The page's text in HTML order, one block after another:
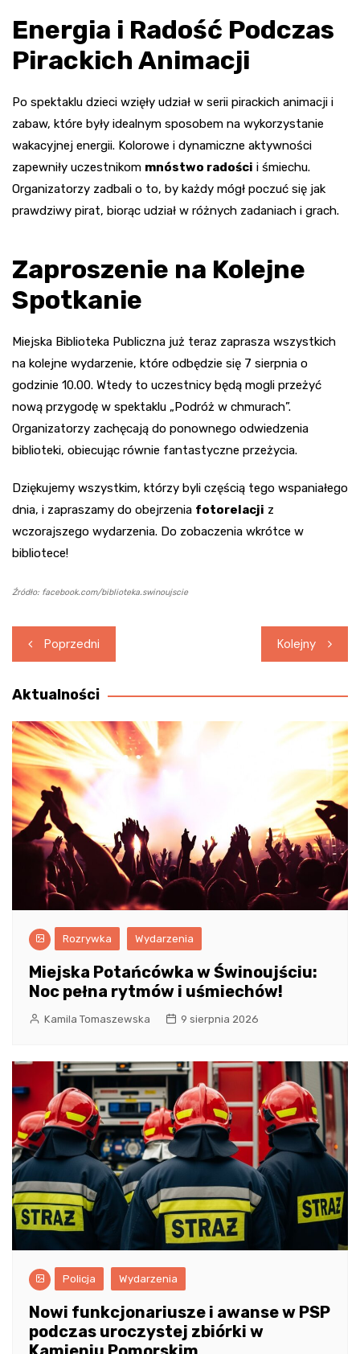
Energia i Radość Podczas
Pirackich Animacji
Po spektaklu dzieci wzięły udział w serii pirackich animacji i
zabaw, które były idealnym sposobem na wykorzystanie
wakacyjnej energii. Kolorowe i dynamiczne aktywności
zapewniły uczestnikom mnóstwo radości i śmiechu.
Organizatorzy zadbali o to, by każdy mógł poczuć się jak
prawdziwy pirat, biorąc udział w różnych zadaniach i grach.
Zaproszenie na Kolejne
Spotkanie
Miejska Biblioteka Publiczna już teraz zaprasza wszystkich
na kolejne wydarzenie, które odbędzie się 7 sierpnia o
godzinie 10.00. Wtedy to uczestnicy będą mogli przeżyć
nową przygodę w spektaklu „Podróż w chmurach”.
Organizatorzy zachęcają do ponownego odwiedzenia
biblioteki, obiecując równie fantastyczne przeżycia.
Dziękujemy wszystkim, którzy byli częścią tego wspaniałego
dnia, i zapraszamy do obejrzenia fotorelacji z
wczorajszego wydarzenia. Do zobaczenia wkrótce w
bibliotece!
Źródło: facebook.com/biblioteka.swinoujscie
Nawigacja
wpisu
Poprzedni Kolejny
Aktualności
Rozrywka Wydarzenia
Miejska Potańcówka w Świnoujściu:
Noc pełna rytmów i uśmiechów!
Kamila Tomaszewska 9 sierpnia 2026
Policja Wydarzenia
Nowi funkcjonariusze i awanse w PSP
podczas uroczystej zbiórki w